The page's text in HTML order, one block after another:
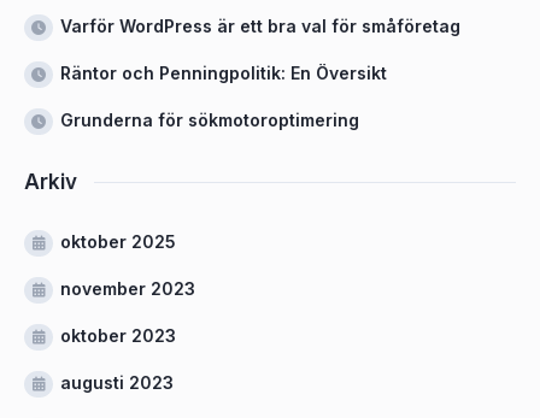
Varför WordPress är ett bra val för småföretag
Räntor och Penningpolitik: En Översikt
Grunderna för sökmotoroptimering
Arkiv
oktober 2025
november 2023
oktober 2023
augusti 2023